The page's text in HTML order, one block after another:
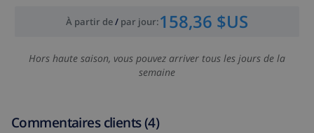
À partir de/ par jour:158,36 $US
Hors haute saison, vous pouvez arriver tous les jours de la
semaine
Commentaires clients (4)